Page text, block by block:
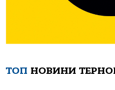
ТОП НОВИНИ